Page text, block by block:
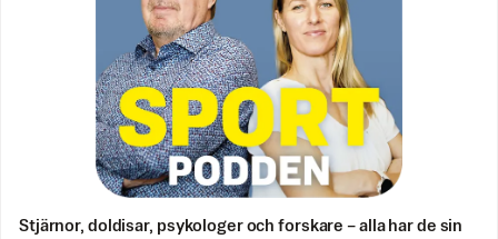
Stjärnor, doldisar, psykologer och forskare – alla har de sin